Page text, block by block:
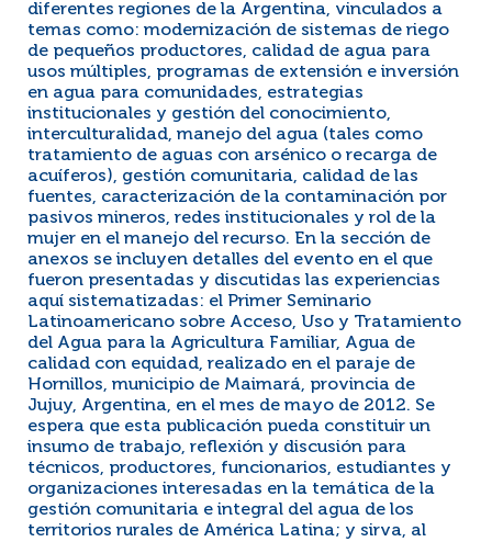
diferentes regiones de la Argentina, vinculados a
temas como: modernización de sistemas de riego
de pequeños productores, calidad de agua para
usos múltiples, programas de extensión e inversión
en agua para comunidades, estrategias
institucionales y gestión del conocimiento,
interculturalidad, manejo del agua (tales como
tratamiento de aguas con arsénico o recarga de
acuíferos), gestión comunitaria, calidad de las
fuentes, caracterización de la contaminación por
pasivos mineros, redes institucionales y rol de la
mujer en el manejo del recurso. En la sección de
anexos se incluyen detalles del evento en el que
fueron presentadas y discutidas las experiencias
aquí sistematizadas: el Primer Seminario
Latinoamericano sobre Acceso, Uso y Tratamiento
del Agua para la Agricultura Familiar, Agua de
calidad con equidad, realizado en el paraje de
Hornillos, municipio de Maimará, provincia de
Jujuy, Argentina, en el mes de mayo de 2012. Se
espera que esta publicación pueda constituir un
insumo de trabajo, reflexión y discusión para
técnicos, productores, funcionarios, estudiantes y
organizaciones interesadas en la temática de la
gestión comunitaria e integral del agua de los
territorios rurales de América Latina; y sirva, al